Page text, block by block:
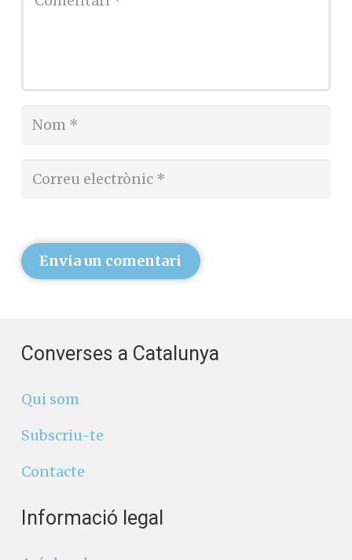
Envia un comentari
Converses a Catalunya
Qui som
Subscriu-te
Contacte
Informació legal